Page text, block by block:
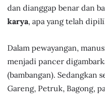
dan dianggap benar dan
karya, apa yang telah
Dalam pewayangan,
menjadi pancer
(bambangan). Sedangkan
Gareng, Petruk, Bagong,